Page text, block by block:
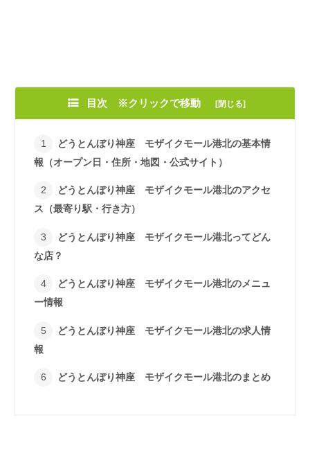
目次 ※クリックで移動
どうとんぼり神座 モザイクモール港北の基本情
報（オープン日・住所・地図・公式サイト）
どうとんぼり神座 モザイクモール港北のアクセ
ス（最寄り駅・行き方）
どうとんぼり神座 モザイクモール港北ってどん
な店？
どうとんぼり神座 モザイクモール港北のメニュ
ー情報
どうとんぼり神座 モザイクモール港北の求人情
報
どうとんぼり神座 モザイクモール港北のまとめ